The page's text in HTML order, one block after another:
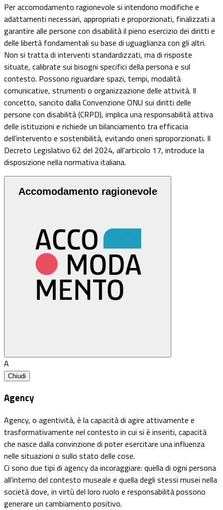
Per accomodamento ragionevole si intendono modifiche e
adattamenti necessari, appropriati e proporzionati, finalizzati a
garantire alle persone con disabilità il pieno esercizio dei diritti e
delle libertà fondamentali su base di uguaglianza con gli altri.
Non si tratta di interventi standardizzati, ma di risposte
situate, calibrate sui bisogni specifici della persona e sul
contesto. Possono riguardare spazi, tempi, modalità
comunicative, strumenti o organizzazione delle attività. Il
concetto, sancito dalla Convenzione ONU sui diritti delle
persone con disabilità (CRPD), implica una responsabilità attiva
delle istituzioni e richiede un bilanciamento tra efficacia
dell’intervento e sostenibilità, evitando oneri sproporzionati. Il
Decreto Legislativo 62 del 2024, all'articolo 17, introduce la
disposizione nella normativa italiana.
Accomodamento ragionevole
A
Chiudi
Agency
Agency, o agentività, è la capacità di agire attivamente e
trasformativamente nel contesto in cui si è inseriti, capacità
che nasce dalla convinzione di poter esercitare una influenza
nelle situazioni o sullo stato delle cose.
Ci sono due tipi di agency da incoraggiare: quella di ogni persona
all’interno del contesto museale e quella degli stessi musei nella
società dove, in virtù del loro ruolo e responsabilità possono
generare un cambiamento positivo.